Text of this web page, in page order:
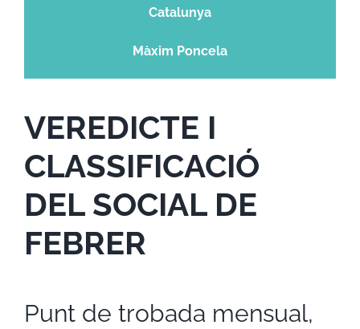
VEREDICTE I
CLASSIFICACIÓ
DEL SOCIAL DE
FEBRER
Punt de trobada mensual,
Catalunya
Màxim Poncela